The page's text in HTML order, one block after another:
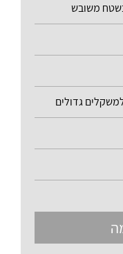
משובש
גדולים